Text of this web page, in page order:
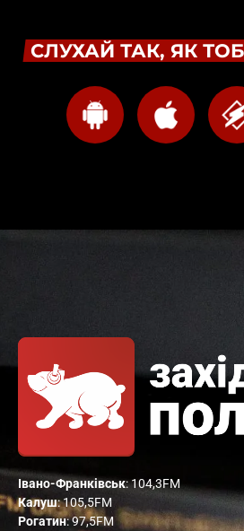
СЛУХАЙ ТАК, ЯК
Івано-Франківськ: 104,3FM
Калуш: 105,5FM
Рогатин: 97,5FM